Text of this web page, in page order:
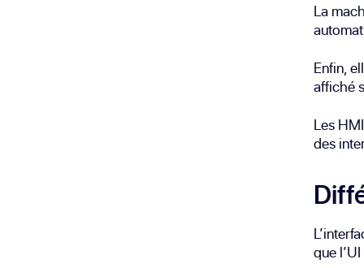
La
Enfin,
affiché
Les
des
que